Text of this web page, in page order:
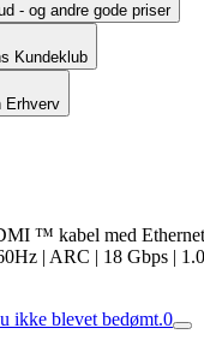
- og andre gode priser
Kundeklub
Erhverv
™ kabel med
| ARC | 18 Gbps |
ikke blevet bedømt.0